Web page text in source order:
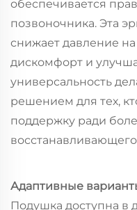
обеспечивается
позвоночника. Эта
снижает давление
дискомфорт и
универсальность
решением для тех,
поддержку ради
Адаптивные
Подушка доступна в